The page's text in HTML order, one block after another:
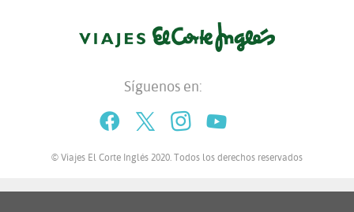
© Viajes El Corte Inglés 2020. Todos los derechos reservados
Síguenos en: